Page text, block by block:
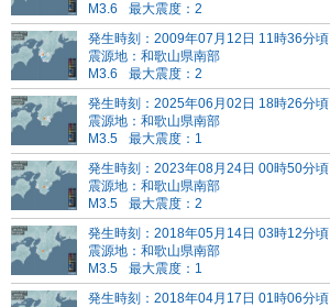
M3.6
最大震度：2
発生時刻：2009年07月12日 11時36分頃
震源地：和歌山県南部
M3.6
最大震度：2
発生時刻：2025年06月02日 18時26分頃
震源地：和歌山県南部
M3.5
最大震度：1
発生時刻：2023年08月24日 00時50分頃
震源地：和歌山県南部
M3.5
最大震度：2
発生時刻：2018年05月14日 03時12分頃
震源地：和歌山県南部
M3.5
最大震度：1
発生時刻：2018年04月17日 01時06分頃